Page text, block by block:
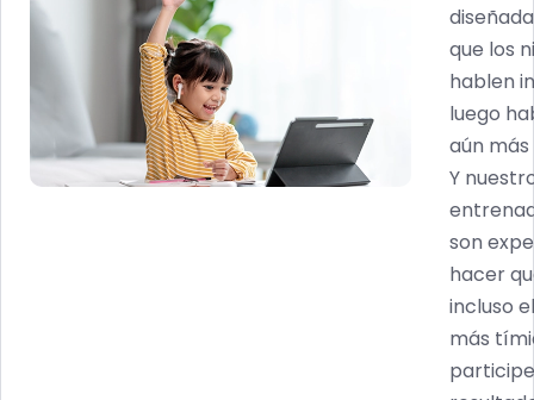
que los
hablen
luego
aún más
Y
son
hacer
incluso
más